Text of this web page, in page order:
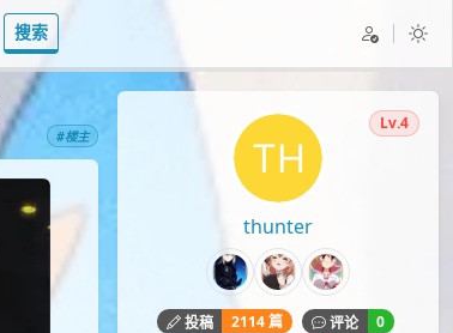
搜索
#楼主
thunter
Lv.4
投稿 2114 篇 评论
0